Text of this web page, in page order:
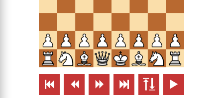
     